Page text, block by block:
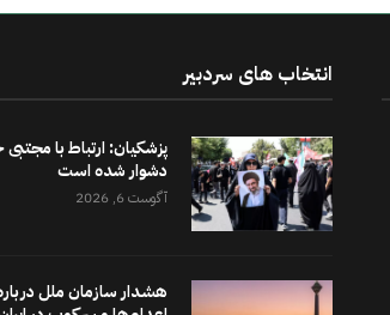
انتخاب های سردبیر
پزشکیان: ارتباط با
دشوار شده است
آگوست 6, 2026
هشدار سازمان ملل